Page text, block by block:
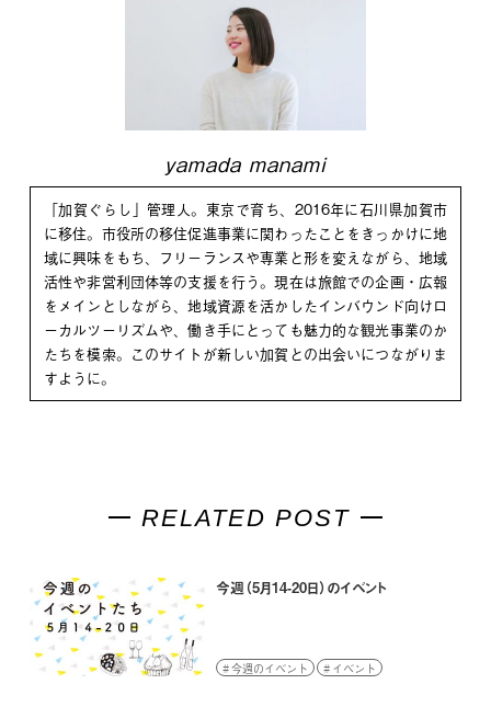
yamada manami
「加賀ぐらし」管理人。東京で育ち、2016年に石川県加賀市
に移住。市役所の移住促進事業に関わったことをきっかけに地
域に興味をもち、フリーランスや専業と形を変えながら、地域
活性や非営利団体等の支援を行う。現在は旅館での企画・広報
をメインとしながら、地域資源を活かしたインバウンド向けロ
ーカルツーリズムや、働き手にとっても魅力的な観光事業のか
たちを模索。このサイトが新しい加賀との出会いにつながりま
すように。
RELATED POST
今週（5月14-20日）のイベント
今週のイベント イベント